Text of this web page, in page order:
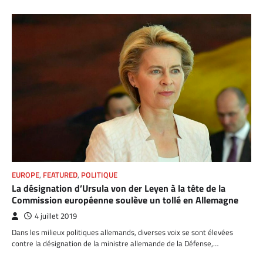
EUROPE, FEATURED, POLITIQUE
La désignation d’Ursula von der Leyen à la tête de la
Commission européenne soulève un tollé en Allemagne
4 juillet 2019
Dans les milieux politiques allemands, diverses voix se sont élevées
contre la désignation de la ministre allemande de la Défense,…